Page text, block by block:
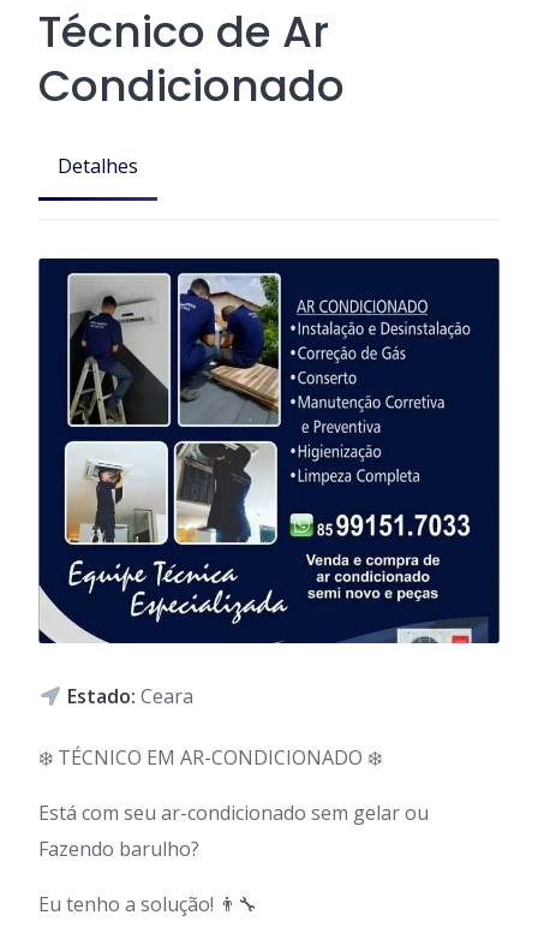
Técnico de Ar
Condicionado
Detalhes
Estado: Ceara
❄️ TÉCNICO EM AR-CONDICIONADO ❄️
Está com seu ar-condicionado sem gelar ou
Fazendo barulho?
Eu tenho a solução! 👨‍🔧